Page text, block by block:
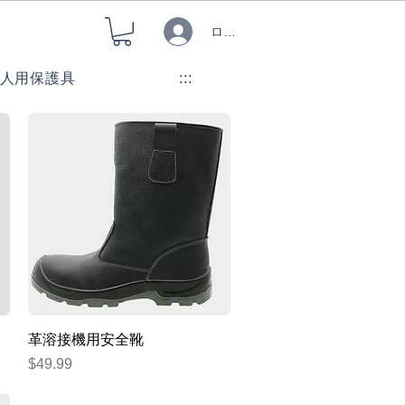
ログイン
用保護具 :::
クイックビュー
革溶接機用安全靴
価格
$49.99